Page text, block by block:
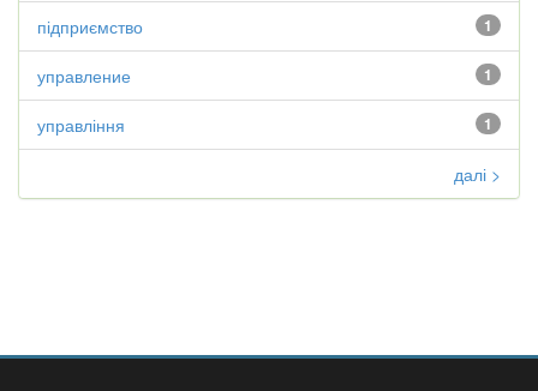
1
підприємство
1
управление
1
управління
далі >